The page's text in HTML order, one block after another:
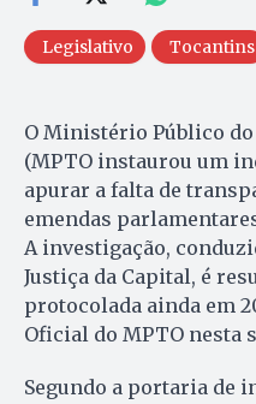
Legislativo Tocantins
O Ministério Público
(MPTO instaurou um
apurar a falta de
emendas
A investigação,
Justiça da Capital, é
protocolada ainda em
Oficial do MPTO nesta
Segundo a portaria de